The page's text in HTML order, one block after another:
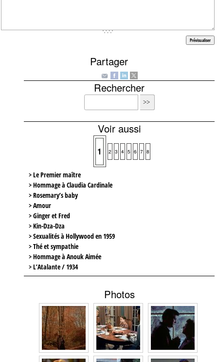
Partager
Rechercher
Voir aussi
1 2 3 4 5 6 7 8
> Le Premier maître
> Hommage à Claudia Cardinale
> Rosemary’s baby
> Amour
> Ginger et Fred
> Kin-Dza-Dza
> Sexualités à Hollywood en 1959
> Thé et sympathie
> Hommage à Anouk Aimée
> L’Atalante / 1934
Photos